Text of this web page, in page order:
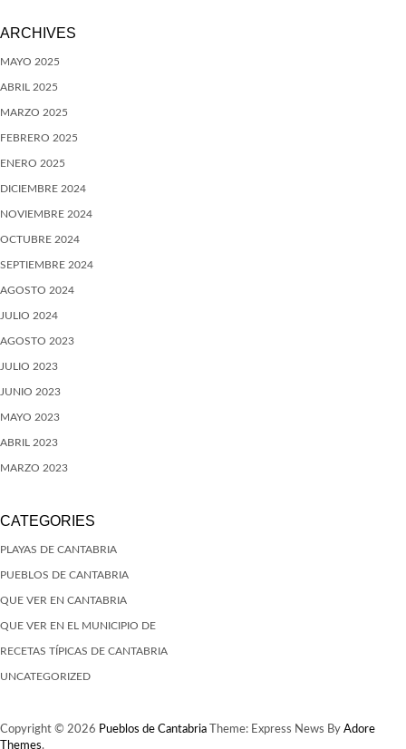
ARCHIVES
MAYO 2025
ABRIL 2025
MARZO 2025
FEBRERO 2025
ENERO 2025
DICIEMBRE 2024
NOVIEMBRE 2024
OCTUBRE 2024
SEPTIEMBRE 2024
AGOSTO 2024
JULIO 2024
AGOSTO 2023
JULIO 2023
JUNIO 2023
MAYO 2023
ABRIL 2023
MARZO 2023
CATEGORIES
PLAYAS DE CANTABRIA
PUEBLOS DE CANTABRIA
QUE VER EN CANTABRIA
QUE VER EN EL MUNICIPIO DE
RECETAS TÍPICAS DE CANTABRIA
UNCATEGORIZED
Copyright © 2026 Pueblos de Cantabria Theme: Express News By Adore
Themes.